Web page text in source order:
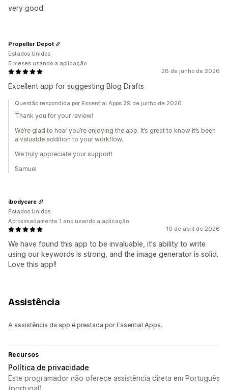
very good
28 de junho de 2026
Excellent app for suggesting Blog Drafts
Propeller Depot
Estados Unidos
5 meses usando a aplicação
Questão respondida por Essential Apps 29 de junho de 2026
Thank you for your review!
We’re glad to hear you’re enjoying the app. It’s great to know it’s been
a valuable addition to your workflow.
We truly appreciate your support!
Samuel
10 de abril de 2026
We have found this app to be invaluable, it's ability to write
using our keywords is strong, and the image generator is solid.
Love this app!!
ibodycare
Estados Unidos
Aproximadamente 1 ano usando a aplicação
Assistência
A assistência da app é prestada por Essential Apps.
Recursos
Política de privacidade
Este programador não oferece assistência direta em Português